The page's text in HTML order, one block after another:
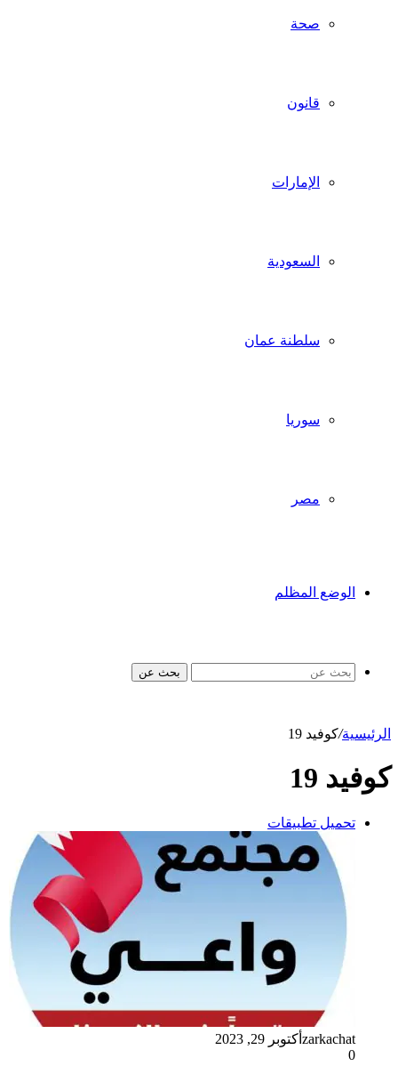
صحة
قانون
الإمارات
السعودية
سلطنة عمان
سوريا
مصر
الوضع المظلم
بحث عن
الرئيسية/كوفيد 19
كوفيد 19
تحميل تطبيقات
zarkachat أكتوبر 29, 2023
0